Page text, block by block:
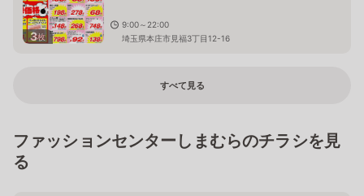
3枚
9:00～22:00
埼玉県本庄市見福3丁目12-16
すべて見る
ファッションセンターしまむらのチラシを見
る